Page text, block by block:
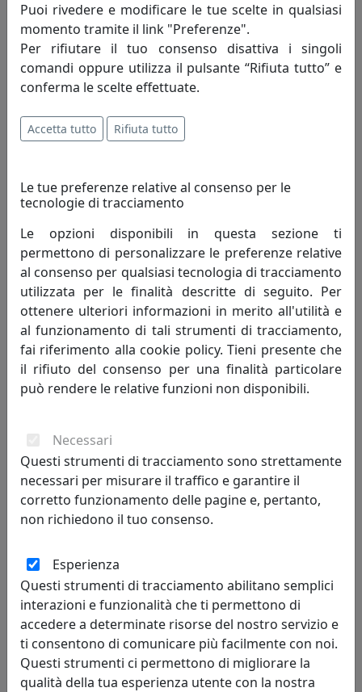
316,00 €
APPENDIABITI PEYOTE VERDE, CATALOGO IPLEX, CODICE
I00520001P15
IPlex
316,00 €
APPENDIABITI SALVE BIANCO, CATALOGO IPLEX, CODICE
IPlex
77,00 €
Puoi rivedere e modificare le tue scelte in qualsiasi
momento tramite il link "Preferenze".
Per rifiutare il tuo consenso disattiva i singoli
comandi oppure utilizza il pulsante “Rifiuta tutto” e
conferma le scelte effettuate.
Accetta tutto Rifiuta tutto
Le tue preferenze relative al consenso per le
tecnologie di tracciamento
Le opzioni disponibili in questa sezione ti
permettono di personalizzare le preferenze relative
al consenso per qualsiasi tecnologia di tracciamento
utilizzata per le finalità descritte di seguito. Per
ottenere ulteriori informazioni in merito all'utilità e
al funzionamento di tali strumenti di tracciamento,
fai riferimento alla cookie policy. Tieni presente che
il rifiuto del consenso per una finalità particolare
può rendere le relative funzioni non disponibili.
Necessari
Questi strumenti di tracciamento sono strettamente
necessari per misurare il traffico e garantire il
corretto funzionamento delle pagine e, pertanto,
non richiedono il tuo consenso.
Esperienza
Questi strumenti di tracciamento abilitano semplici
interazioni e funzionalità che ti permettono di
accedere a determinate risorse del nostro servizio e
ti consentono di comunicare più facilmente con noi.
Questi strumenti ci permettono di migliorare la
qualità della tua esperienza utente con la nostra